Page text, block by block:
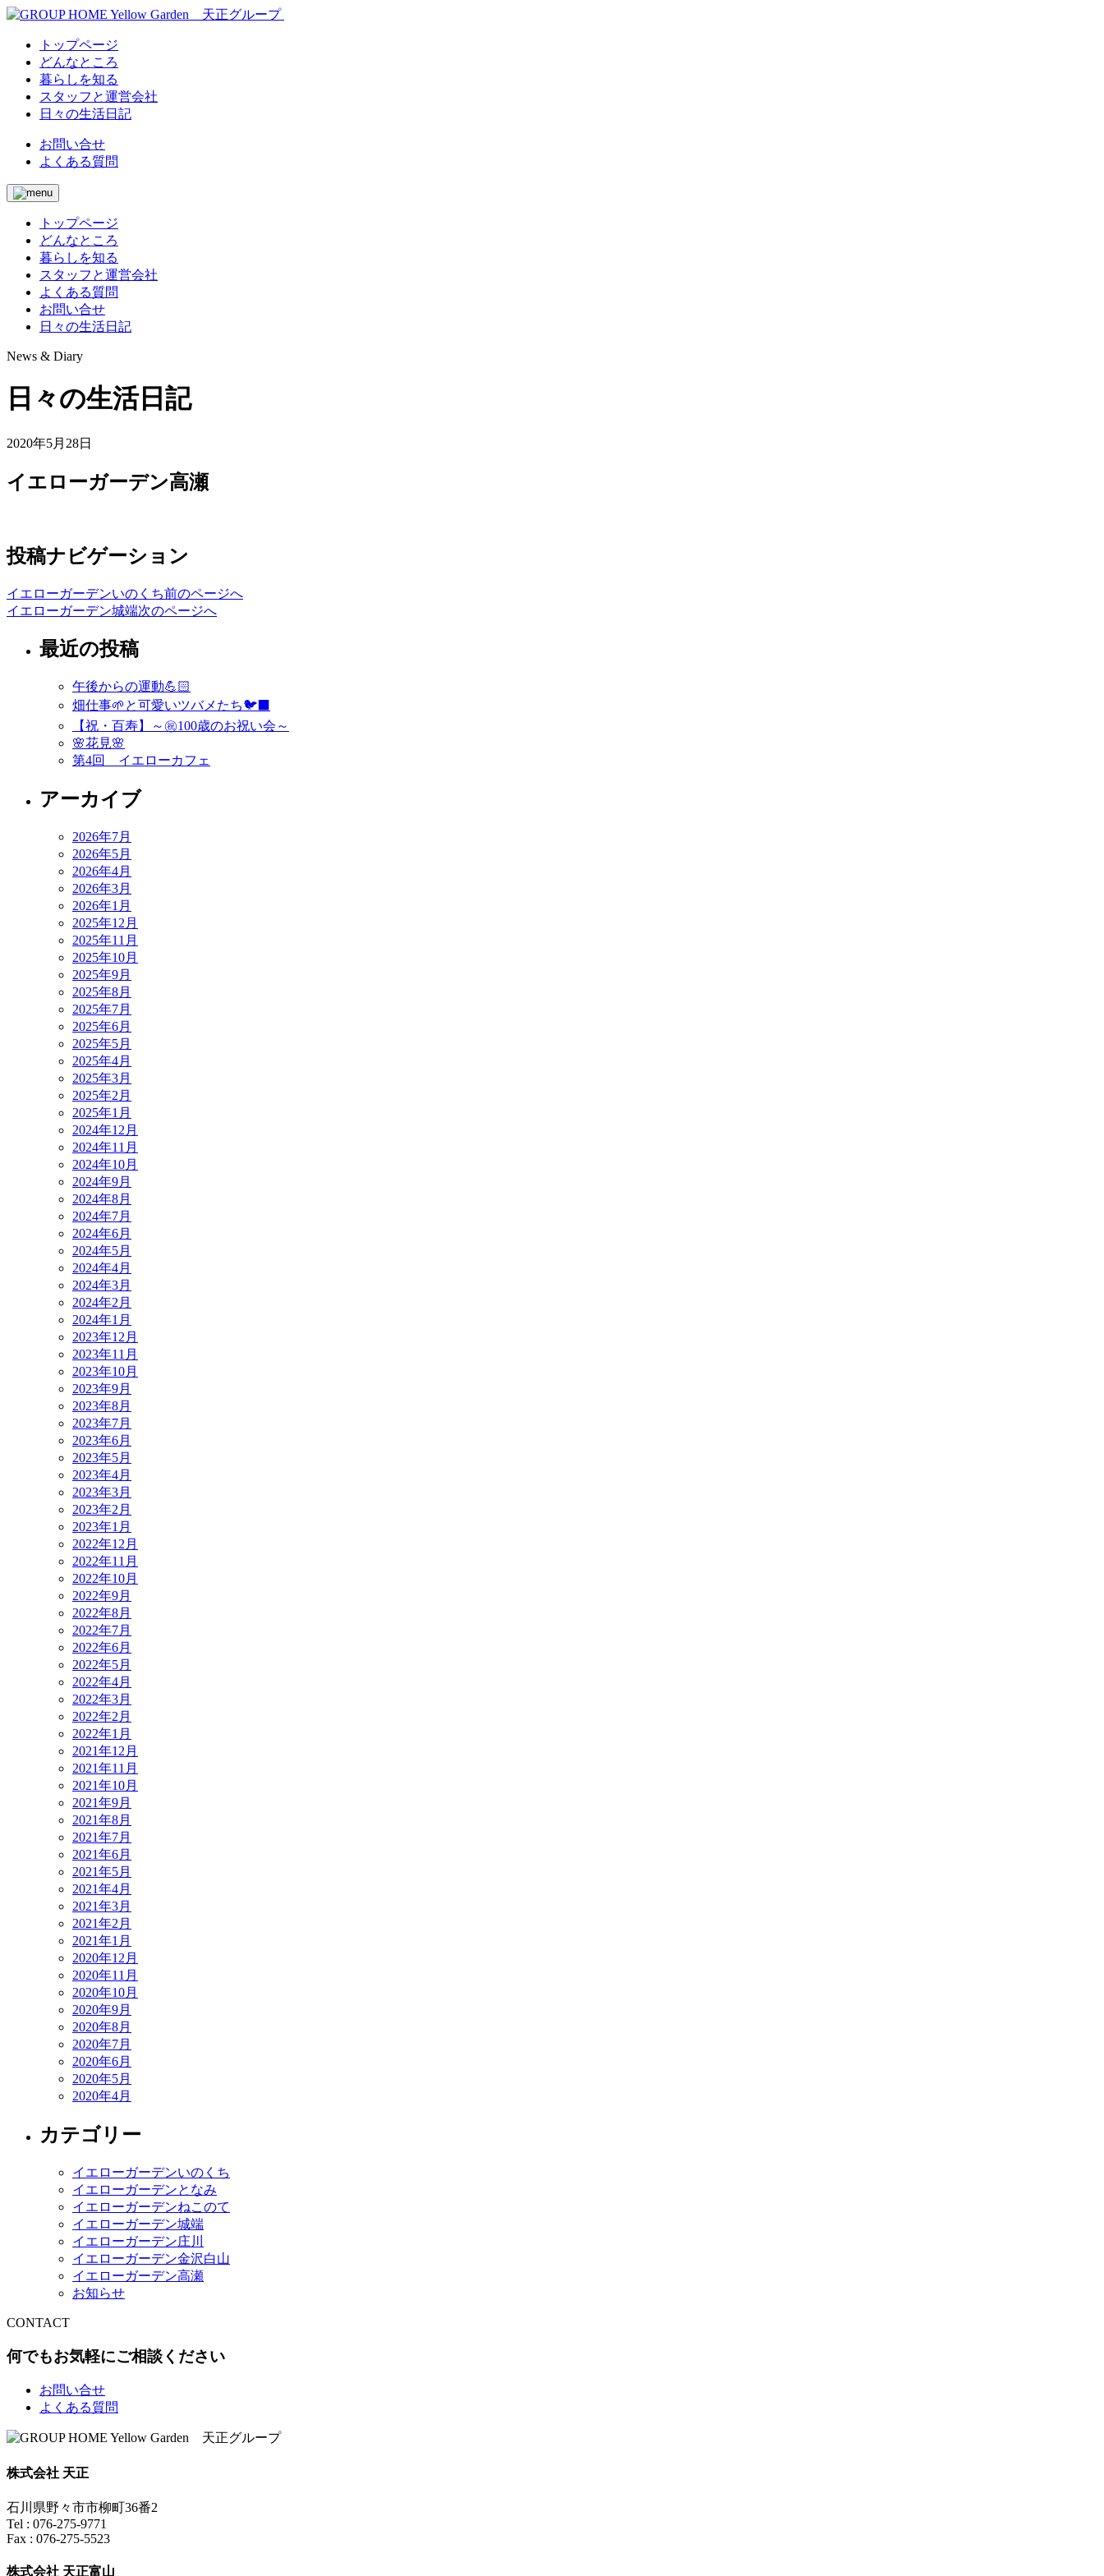
トップページ
どんなところ
暮らしを知る
スタッフと運営会社
日々の生活日記
お問い合せ
よくある質問
トップページ
どんなところ
暮らしを知る
スタッフと運営会社
よくある質問
お問い合せ
日々の生活日記
News & Diary
日々の生活日記
2020年5月28日
イエローガーデン高瀬
投稿ナビゲーション
イエローガーデンいのくち前のページへ
イエローガーデン城端次のページへ
最近の投稿
午後からの運動💪🏻
畑仕事🌱と可愛いツバメたち🐦‍⬛
【祝・百寿】～㊗️100歳のお祝い会～
🌸花見🌸
第4回 イエローカフェ
アーカイブ
2026年7月
2026年5月
2026年4月
2026年3月
2026年1月
2025年12月
2025年11月
2025年10月
2025年9月
2025年8月
2025年7月
2025年6月
2025年5月
2025年4月
2025年3月
2025年2月
2025年1月
2024年12月
2024年11月
2024年10月
2024年9月
2024年8月
2024年7月
2024年6月
2024年5月
2024年4月
2024年3月
2024年2月
2024年1月
2023年12月
2023年11月
2023年10月
2023年9月
2023年8月
2023年7月
2023年6月
2023年5月
2023年4月
2023年3月
2023年2月
2023年1月
2022年12月
2022年11月
2022年10月
2022年9月
2022年8月
2022年7月
2022年6月
2022年5月
2022年4月
2022年3月
2022年2月
2022年1月
2021年12月
2021年11月
2021年10月
2021年9月
2021年8月
2021年7月
2021年6月
2021年5月
2021年4月
2021年3月
2021年2月
2021年1月
2020年12月
2020年11月
2020年10月
2020年9月
2020年8月
2020年7月
2020年6月
2020年5月
2020年4月
カテゴリー
イエローガーデンいのくち
イエローガーデンとなみ
イエローガーデンねこのて
イエローガーデン城端
イエローガーデン庄川
イエローガーデン金沢白山
イエローガーデン高瀬
お知らせ
CONTACT
何でもお気軽にご相談ください
お問い合せ
よくある質問
株式会社 天正
石川県野々市市柳町36番2
Tel : 076-275-9771
Fax : 076-275-5523
株式会社 天正富山